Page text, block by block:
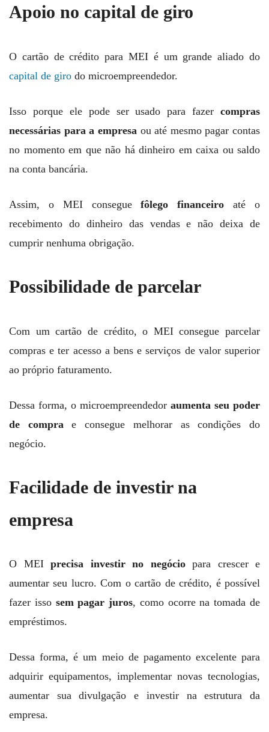
Apoio no capital de giro
O cartão de crédito para MEI é um grande aliado do
capital de giro do microempreendedor.
Isso porque ele pode ser usado para fazer compras
necessárias para a empresa ou até mesmo pagar contas
no momento em que não há dinheiro em caixa ou saldo
na conta bancária.
Assim, o MEI conseguefôlego financeiroaté o
recebimento do dinheiro das vendas e não deixa de
cumprir nenhuma obrigação.
Possibilidade de parcelar
Com um cartão de crédito, o MEI consegue parcelar
compras e ter acesso a bens e serviços de valor superior
ao próprio faturamento.
Dessa forma, o microempreendedor aumenta seu poder
de compra e consegue melhorar as condições do
negócio.
Facilidade de investir na
empresa
O MEI precisa investir no negóciopara crescer e
aumentar seu lucro. Com o cartão de crédito, é possível
fazer isso sem pagar juros, como ocorre na tomada de
empréstimos.
Dessa forma, é um meio de pagamento excelente para
adquirir equipamentos, implementar novas tecnologias,
aumentar sua divulgação e investir na estrutura da
empresa.